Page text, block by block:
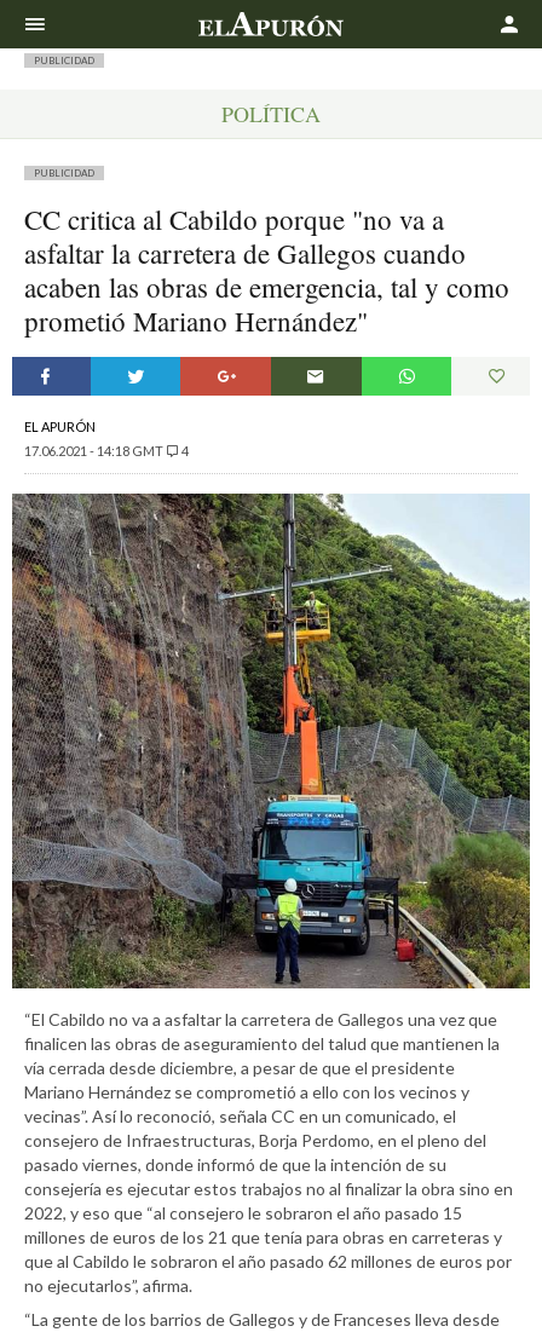
PUBLICIDAD
POLÍTICA
PUBLICIDAD
CC critica al Cabildo porque "no va a
asfaltar la carretera de Gallegos cuando
acaben las obras de emergencia, tal y como
prometió Mariano Hernández"
EL APURÓN
17.06.2021 - 14:18 GMT
4
“El Cabildo no va a asfaltar la carretera de Gallegos una vez que
finalicen las obras de aseguramiento del talud que mantienen la
vía cerrada desde diciembre, a pesar de que el presidente
Mariano Hernández se comprometió a ello con los vecinos y
vecinas”. Así lo reconoció, señala CC en un comunicado, el
consejero de Infraestructuras, Borja Perdomo, en el pleno del
pasado viernes, donde informó de que la intención de su
consejería es ejecutar estos trabajos no al finalizar la obra sino en
2022, y eso que “al consejero le sobraron el año pasado 15
millones de euros de los 21 que tenía para obras en carreteras y
que al Cabildo le sobraron el año pasado 62 millones de euros por
no ejecutarlos”, afirma.
“La gente de los barrios de Gallegos y de Franceses lleva desde